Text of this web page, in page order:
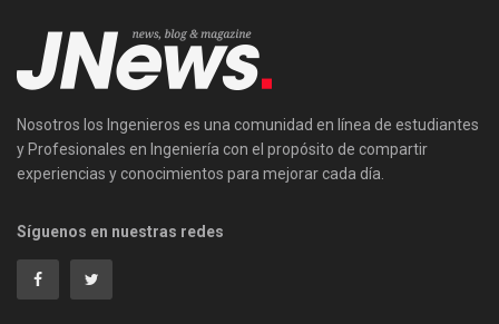
Nosotros los Ingenieros es una comunidad en línea de estudiantes
y Profesionales en Ingeniería con el propósito de compartir
experiencias y conocimientos para mejorar cada día.
Síguenos en nuestras redes